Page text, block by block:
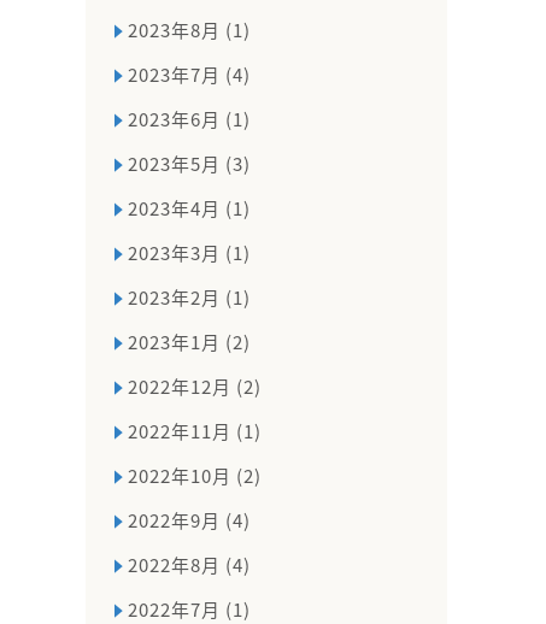
2023年8月 (1)
2023年7月 (4)
2023年6月 (1)
2023年5月 (3)
2023年4月 (1)
2023年3月 (1)
2023年2月 (1)
2023年1月 (2)
2022年12月 (2)
2022年11月 (1)
2022年10月 (2)
2022年9月 (4)
2022年8月 (4)
2022年7月 (1)